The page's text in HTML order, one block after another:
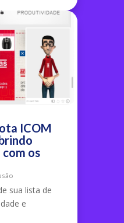
ICOM
os
sua lista de
e